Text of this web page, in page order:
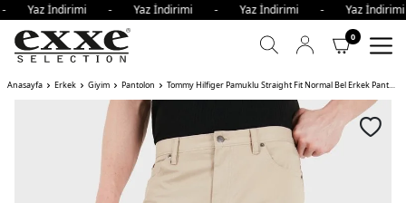
Yaz İndirimi - Yaz İndirimi - Yaz İndirimi - Yaz
0
Anasayfa Erkek Giyim Pantolon Tommy Hilfiger Pamuklu Straight Fit Normal Bel Erkek Pantolon RBT KUM